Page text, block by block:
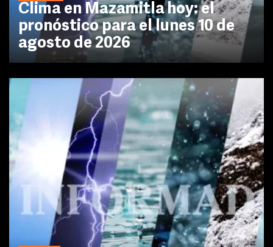
Clima en Mazamitla hoy: el
pronóstico para el lunes 10 de
agosto de 2026